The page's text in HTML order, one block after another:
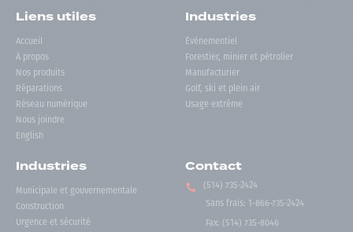
Liens utiles
Accueil
À propos
Nos produits
Réparations
Réseau numérique
Nous joindre
English
Industries
Événementiel
Forestier, minier et pétrolier
Manufacturier
Golf, ski et plein air
Usage extrême
Industries
Municipale et gouvernementale
Construction
Urgence et sécurité
Contact
(514) 735-2424
Sans frais: 1-866-735-2424
Fax:(514) 735-8046